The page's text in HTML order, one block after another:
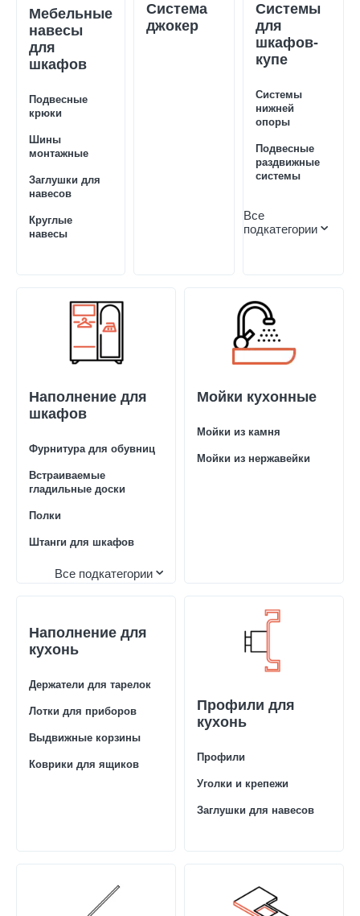
Мебельные
навесы
для
шкафов
Подвесные
крюки
Шины
монтажные
Заглушки для
навесов
Круглые
навесы
Система
джокер
Системы
для
шкафов-
купе
Системы
нижней
опоры
Подвесные
раздвижные
системы
Все
подкатегории
Наполнение для
шкафов
Фурнитура для обувниц
Встраиваемые
гладильные доски
Полки
Штанги для шкафов
Все подкатегории
Мойки кухонные
Мойки из камня
Мойки из нержавейки
Наполнение для
кухонь
Держатели для тарелок
Лотки для приборов
Выдвижные корзины
Коврики для ящиков
Профили для
кухонь
Профили
Уголки и крепежи
Заглушки для навесов